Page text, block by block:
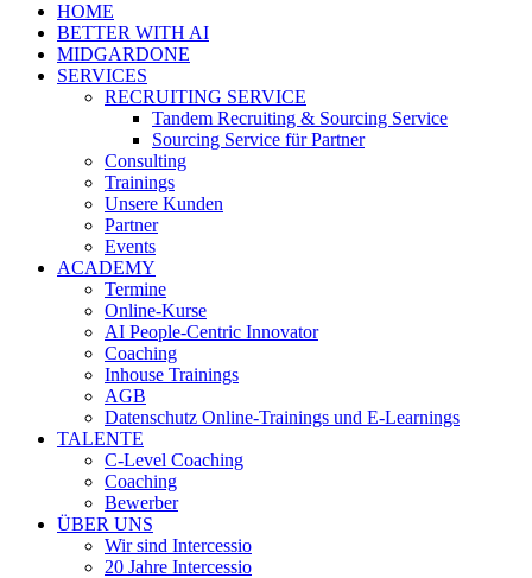
HOME
BETTER WITH AI
MIDGARDONE
SERVICES
RECRUITING SERVICE
Tandem Recruiting & Sourcing Service
Sourcing Service für Partner
Consulting
Trainings
Unsere Kunden
Partner
Events
ACADEMY
Termine
Online-Kurse
AI People-Centric Innovator
Coaching
Inhouse Trainings
AGB
Datenschutz Online-Trainings und E-Learnings
TALENTE
C-Level Coaching
Coaching
Bewerber
ÜBER UNS
Wir sind Intercessio
20 Jahre Intercessio